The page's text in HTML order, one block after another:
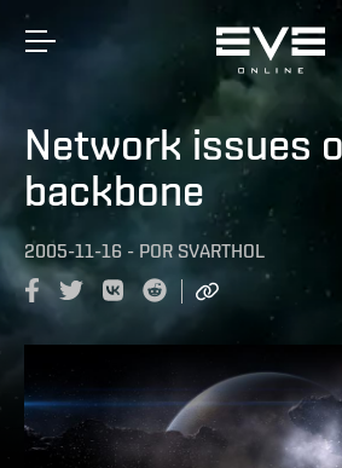
Network issues
backbone
2005-11-16 - POR SVARTHOL